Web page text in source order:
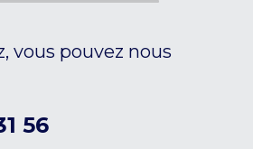
vous pouvez nous
56